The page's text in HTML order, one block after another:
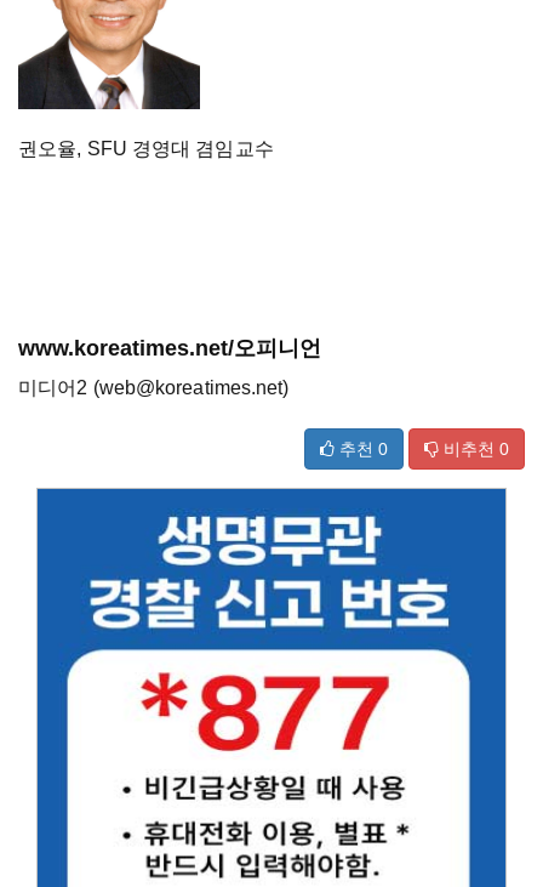
권오율, SFU 경영대 겸임교수
www.koreatimes.net/오피니언
미디어2 (web@koreatimes.net)
추천 0 비추천 0